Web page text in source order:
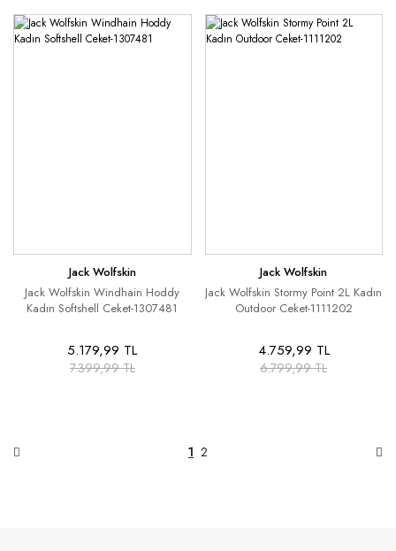
Jack Wolfskin
Jack Wolfskin Windhain Hoddy
Kadın Softshell Ceket-1307481
5.179,99 TL
7.399,99 TL
Jack Wolfskin
Jack Wolfskin Stormy Point 2L Kadın
Outdoor Ceket-1111202
4.759,99 TL
6.799,99 TL
1 2